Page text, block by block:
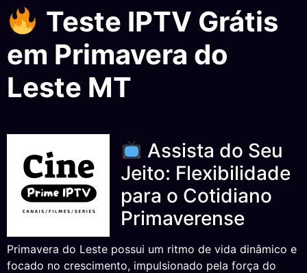
Teste IPTV Grátis
em Primavera do
Leste MT
Assista do Seu
Jeito: Flexibilidade
para o Cotidiano
Primaverense
Primavera do Leste possui um ritmo de vida dinâmico e
focado no crescimento, impulsionado pela força do